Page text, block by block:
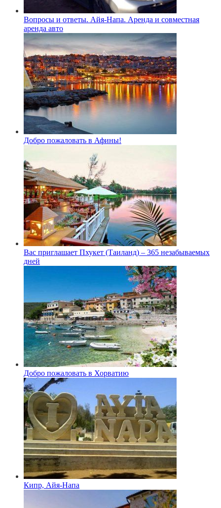
Вопросы и ответы. Айя-Напа. Аренда и совместная
аренда авто
Добро пожаловать в Афины!
Вас приглашает Пхукет (Таиланд) – 365 незабываемых
дней
Добро пожаловать в Хорватию
Кипр, Айя-Напа